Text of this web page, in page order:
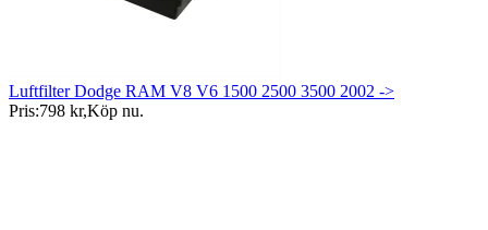
Luftfilter Dodge RAM V8 V6 1500 2500 3500 2002 ->
Pris:798 kr,Köp nu.